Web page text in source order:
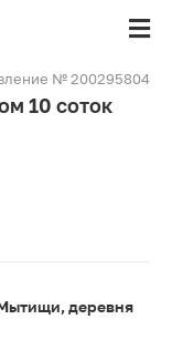
№ 200295804
10 соток
Мытищи, деревня